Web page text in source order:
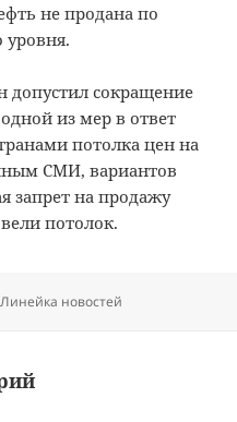
не продана по
уровня.
допустил сокращение
из мер в ответ
потолка цен на
СМИ, вариантов
запрет на продажу
потолок.
Рубрики
Линейка новостей